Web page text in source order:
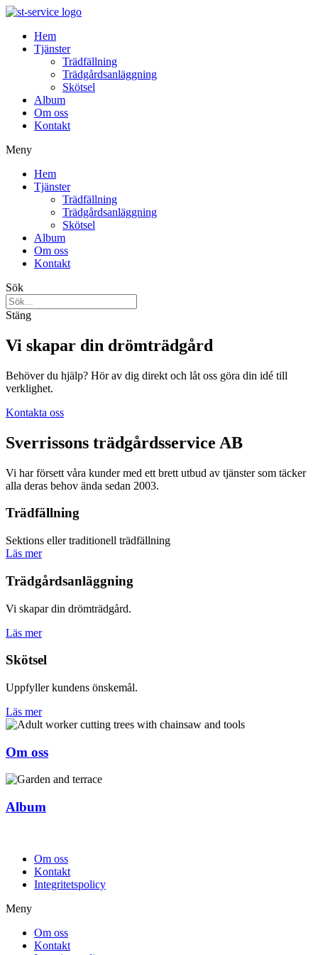
Hem
Tjänster
Trädfällning
Trädgårdsanläggning
Skötsel
Album
Om oss
Kontakt
Meny
Hem
Tjänster
Trädfällning
Trädgårdsanläggning
Skötsel
Album
Om oss
Kontakt
Sök
Stäng
Vi skapar din drömträdgård
Behöver du hjälp? Hör av dig direkt och låt oss göra din idé till
verklighet.
Kontakta oss
Sverrissons trädgårdsservice AB
Vi har försett våra kunder med ett brett utbud av tjänster som täcker
alla deras behov ända sedan 2003.
Trädfällning
Sektions eller traditionell trädfällning
Läs mer
Trädgårdsanläggning
Vi skapar din drömträdgård.
Läs mer
Skötsel
Uppfyller kundens önskemål.
Läs mer
Om oss
Album
Om oss
Kontakt
Integritetspolicy
Meny
Om oss
Kontakt